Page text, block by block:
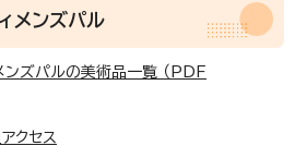
メンズパル
ンズパルの美術品一覧 （PDF
クセス